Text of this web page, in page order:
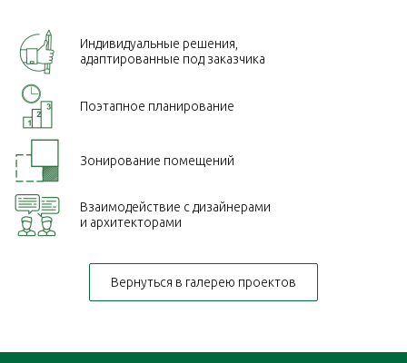
Индивидуальные решения,
адаптированные под заказчика
Поэтапное планирование
Зонирование помещений
Взаимодействие с дизайнерами
и архитекторами
Вернуться в галерею проектов